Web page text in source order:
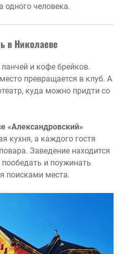
одного человека.
в Николаеве
и кофе брейков.
превращается в клуб. А
куда можно придти со
«Александровский»
кухня, а каждого гостя
Заведение находится
пообедать и поужинать
поисками места.